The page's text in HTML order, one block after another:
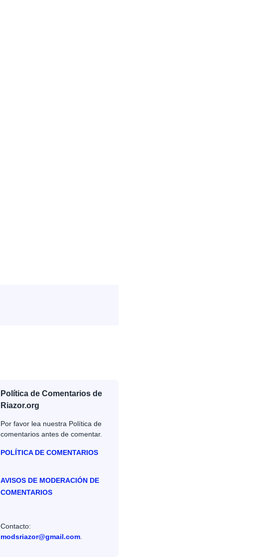
Política de Comentarios de
Riazor.org
Por favor lea nuestra Política de
comentarios antes de comentar.
POLÍTICA DE COMENTARIOS
AVISOS DE MODERACIÓN DE
COMENTARIOS
Contacto:
modsriazor@gmail.com.